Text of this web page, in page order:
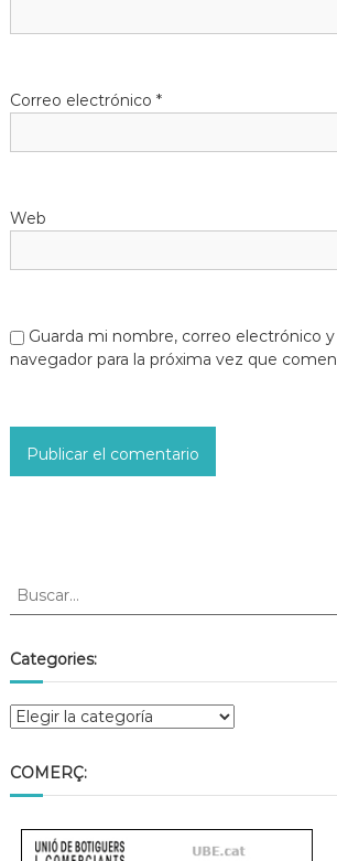
Correo electrónico *
Web
Guarda mi nombre, correo electrónico
navegador para la próxima vez que
Categories:
COMERÇ: